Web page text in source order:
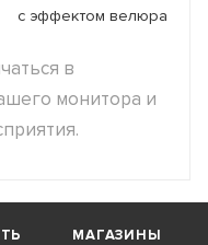
с эффектом велюра
в
монитора и
МАГАЗИНЫ